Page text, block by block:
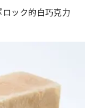
ック的白巧克力